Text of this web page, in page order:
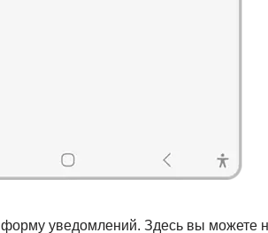
форму уведомлений. Здесь вы можете